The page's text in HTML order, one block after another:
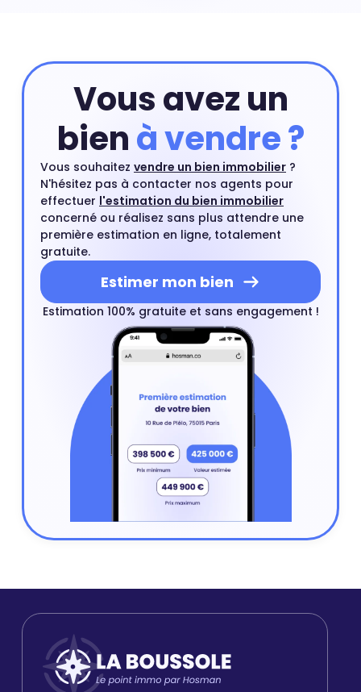
du quartier.
Vous avez un
bienà vendre ?
Vous souhaitez vendre un bien immobilier ?
N'hésitez pas à contacter nos agents pour
effectuer l'estimation du bien immobilier
concerné ou réalisez sans plus attendre une
première estimation en ligne, totalement
gratuite.
Estimer mon bien
Estimation 100% gratuite et sans engagement !